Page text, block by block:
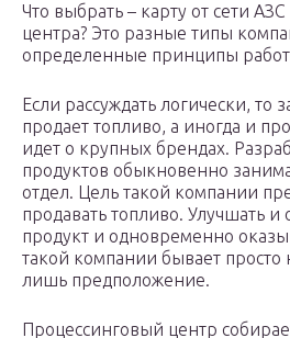
Что выбрать – карту от сети
центра? Это разные типы
определенные принципы
Если рассуждать логически, то
продает топливо, а иногда и
идет о крупных брендах.
продуктов обыкновенно
отдел. Цель такой компании
продавать топливо. Улучшать и
продукт и одновременно
такой компании бывает просто
лишь предположение.
Процессинговый центр